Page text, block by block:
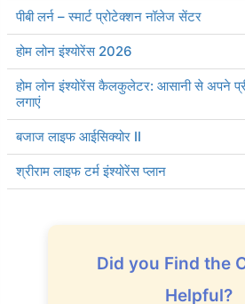
बंधन लाइफ टर्म इंश्योरेंस प्लान
LIC बीमा कवच प्लान 887
एक्सिस मैक्स लाइफ स्मार्ट टर्म प्लान प्लस
क्या रिटायरमेंट के बाद टर्म इंश्योरेंस खरीदना चाहिए?
टाटा AIA शुभ शक्ति प्लान
पीबी लर्न – स्मार्ट प्रोटेक्शन नॉलेज सेंटर